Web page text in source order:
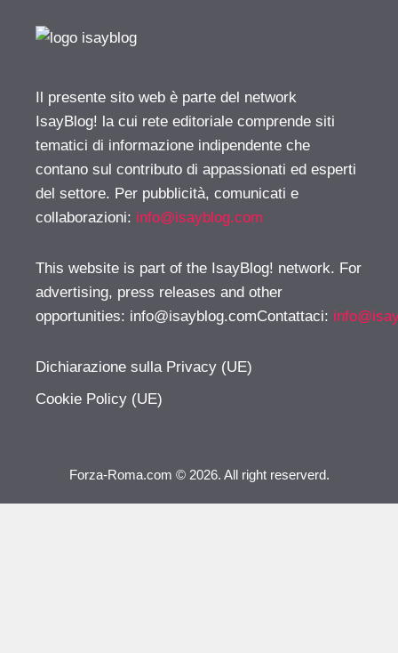
Il presente sito web è parte del network
IsayBlog! la cui rete editoriale comprende siti
tematici di informazione indipendente che
contano sul contributo di appassionati ed esperti
del settore. Per pubblicità, comunicati e
collaborazioni: info@isayblog.com
This website is part of the IsayBlog! network. For
advertising, press releases and other
opportunities: info@isayblog.comContattaci:
Dichiarazione sulla Privacy (UE)
Cookie Policy (UE)
Forza-Roma.com © 2026. All right reserverd.